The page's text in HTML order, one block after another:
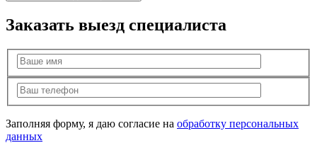
Заказать выезд специалиста
Заполняя форму, я даю согласие на обработку персональных
данных